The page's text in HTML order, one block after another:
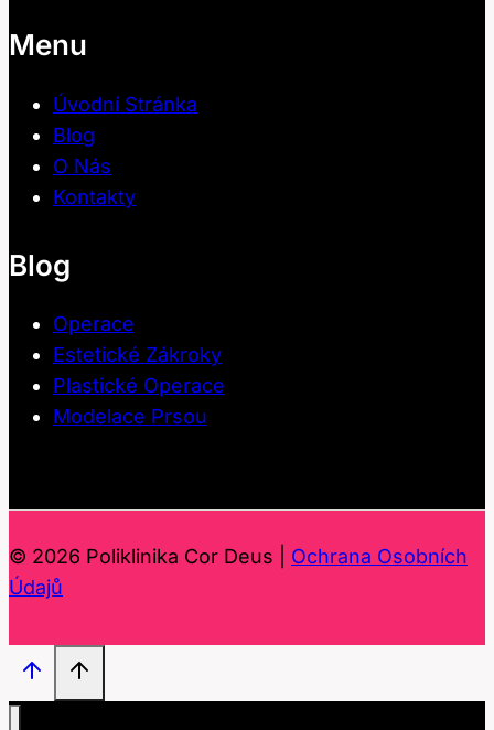
Menu
Úvodní Stránka
Blog
O Nás
Kontakty
Blog
Operace
Estetické Zákroky
Plastické Operace
Modelace Prsou
© 2026 Poliklinika Cor Deus | Ochrana Osobních
Údajů